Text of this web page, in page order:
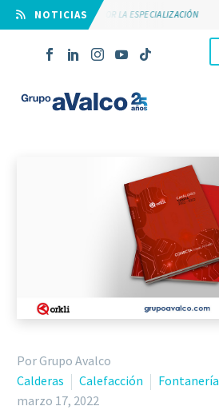
⠀NOTICIAS
2000 APUESTA POR LA ESPECIALIZACIÓN
Por Grupo Avalco
Calderas
Calefacción Fontanería
marzo 17, 2022